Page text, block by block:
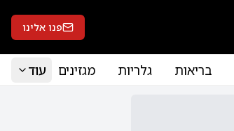
פנו אלינו
בריאות גלריות מגזינים עוד